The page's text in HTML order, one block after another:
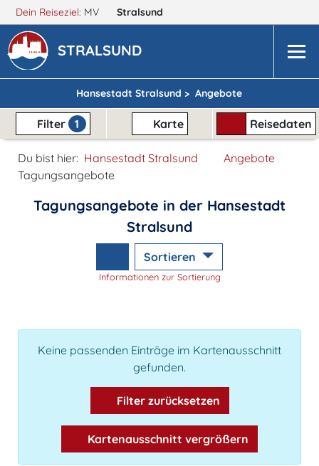
Dein Reiseziel: MV Stralsund
STRALSUND
Hansestadt Stralsund > Angebote
Filter 1 Karte Reisedaten
Du bist hier: Hansestadt Stralsund
Angebote
Tagungsangebote
Tagungsangebote in der Hansestadt
Stralsund
Sortieren
Informationen zur Sortierung
Keine passenden Einträge im Kartenausschnitt
gefunden.
Filter zurücksetzen
Kartenausschnitt vergrößern